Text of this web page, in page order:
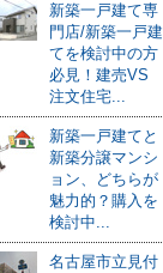
新築一戸建て専
門店/新築一戸建
てを検討中の方
必見！建売VS
注文住宅...
新築一戸建てと
新築分譲マンシ
ョン、どちらが
魅力的？購入を
検討中...
名古屋市立見付